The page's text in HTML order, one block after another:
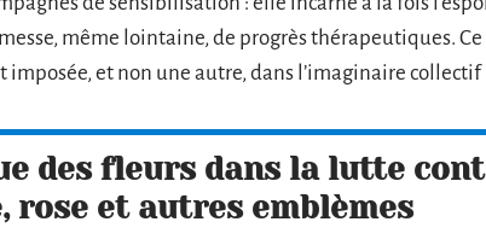
même lointaine, de progrès thérapeutiques.
imposée, et non une autre, dans l’imaginaire collectif
des fleurs dans la lutte
rose et autres emblèmes